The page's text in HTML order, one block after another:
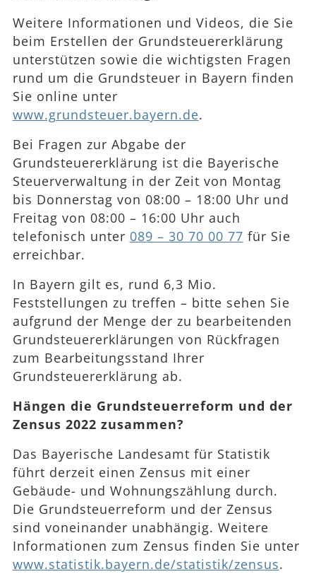
Weitere Informationen und Videos, die Sie
beim Erstellen der Grundsteuererklärung
unterstützen sowie die wichtigsten Fragen
rund um die Grundsteuer in Bayern finden
Sie online unter
www.grundsteuer.bayern.de.
Bei Fragen zur Abgabe der
Grundsteuererklärung ist die Bayerische
Steuerverwaltung in der Zeit von Montag
bis Donnerstag von 08:00 – 18:00 Uhr und
Freitag von 08:00 – 16:00 Uhr auch
telefonisch unter 089 – 30 70 00 77 für Sie
erreichbar.
In Bayern gilt es, rund 6,3 Mio.
Feststellungen zu treffen – bitte sehen Sie
aufgrund der Menge der zu bearbeitenden
Grundsteuererklärungen von Rückfragen
zum Bearbeitungsstand Ihrer
Grundsteuererklärung ab.
Hängen die Grundsteuerreform und der
Zensus 2022 zusammen?
Das Bayerische Landesamt für Statistik
führt derzeit einen Zensus mit einer
Gebäude- und Wohnungszählung durch.
Die Grundsteuerreform und der Zensus
sind voneinander unabhängig. Weitere
Informationen zum Zensus finden Sie unter
www.statistik.bayern.de/statistik/zensus.